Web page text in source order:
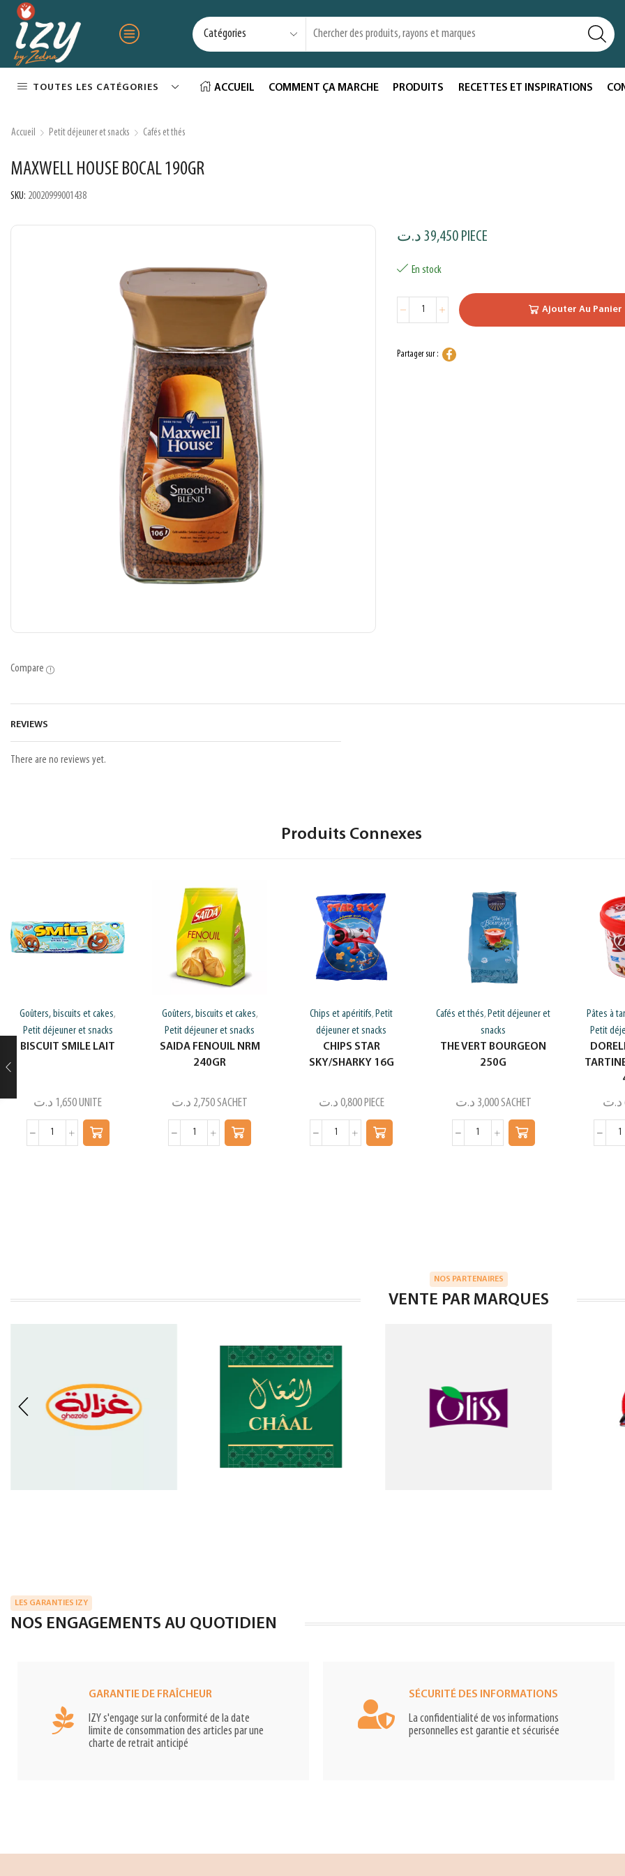
TOUTES LES CATÉGORIES ACCUEIL COMMENT ÇA MARCHE PRODUITS RECETTES ET INSPIRATIONS
Accueil Petit déjeuner et snacks Cafés et thés
MAXWELL HOUSE BOCAL 190GR
SKU: 20020999001438
Compare
39,450 د.ت PIECE
En stock
Ajouter Au Panier
Partager sur :
REVIEWS
There are no reviews yet.
Produits Connexes
Goûters, biscuits et cakes,
Petit déjeuner et snacks
BISCUIT SMILE LAIT
1,650 د.ت UNITE
Goûters, biscuits et cakes,
Petit déjeuner et snacks
SAIDA FENOUIL NRM
240GR
2,750 د.ت SACHET
Chips et apéritifs,Petit
déjeuner et snacks
CHIPS STAR
SKY/SHARKY 16G
0,800 د.ت PIECE
Cafés et thés,Petit déjeuner et
snacks
THE VERT BOURGEON
250G
3,000 د.ت SACHET
Pâtes à
Petit
د.ت
NOS PARTENAIRES
VENTE PAR MARQUES
LES GARANTIES IZY
NOS ENGAGEMENTS AU QUOTIDIEN
GARANTIE DE FRAÎCHEUR
IZY s'engage sur la conformité de la date
limite de consommation des articles par une
charte de retrait anticipé
SÉCURITÉ DES INFORMATIONS
La confidentialité de vos informations
personnelles est garantie et sécurisée